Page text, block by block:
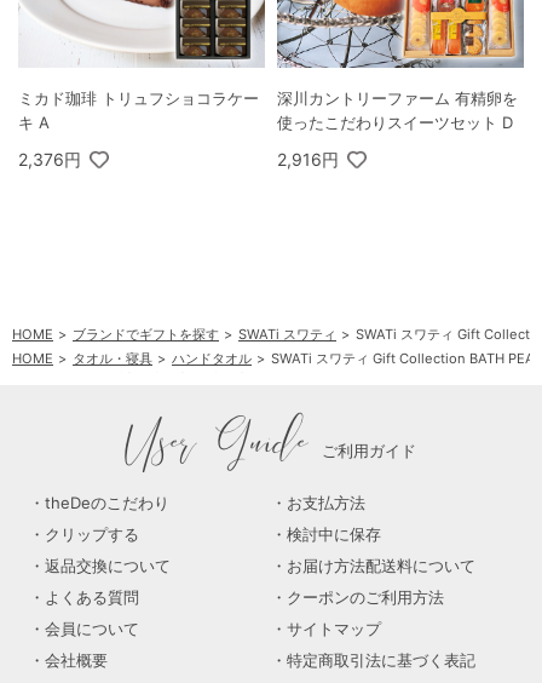
ミカド珈琲 トリュフショコラケー
キ A
2,376円
深川カントリーファーム 有精卵を
使ったこだわりスイーツセット D
2,916円
HOME ブランドでギフトを探す SWATi スワティ
SWATi スワティ Gift
HOME
タオル・寝具 ハンドタオル
SWATi スワティ Gift Collection BATH
User Guide ご利用ガイド
theDeのこだわり
お支払方法
クリップする
検討中に保存
返品交換について
お届け方法配送料について
よくある質問
クーポンのご利用方法
会員について
サイトマップ
会社概要
特定商取引法に基づく表記